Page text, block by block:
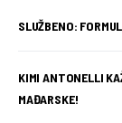
SLUŽBENO:
KIMI ANTONELLI
MAĐARSKE!